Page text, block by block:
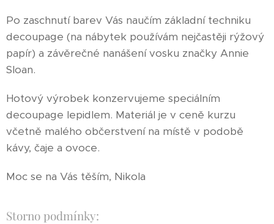
Po zaschnutí barev Vás naučím základní techniku
decoupage (na nábytek používám nejčastěji rýžový
papír) a závěrečné nanášení vosku značky Annie
Sloan.
Hotový výrobek konzervujeme speciálním
decoupage lepidlem. Materiál je v ceně kurzu
včetně malého občerstvení na místě v podobě
kávy, čaje a ovoce.
Moc se na Vás těším, Nikola
Storno podmínky: